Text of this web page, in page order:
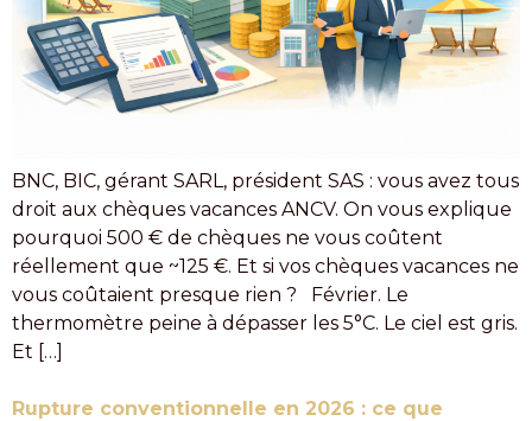
BNC, BIC, gérant SARL, président SAS : vous avez tous
droit aux chèques vacances ANCV. On vous explique
pourquoi 500 € de chèques ne vous coûtent
réellement que ~125 €. Et si vos chèques vacances ne
vous coûtaient presque rien ? Février. Le
thermomètre peine à dépasser les 5°C. Le ciel est gris.
Et […]
Rupture conventionnelle en 2026 : ce que